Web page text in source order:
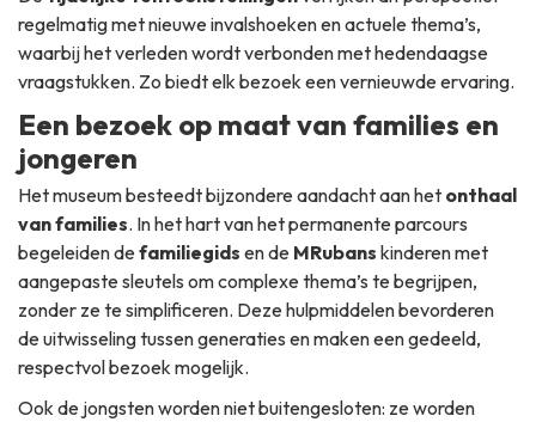
regelmatig met nieuwe invalshoeken en actuele thema’s,
waarbij het verleden wordt verbonden met hedendaagse
vraagstukken. Zo biedt elk bezoek een vernieuwde ervaring.
Een bezoek op maat van families en
jongeren
Het museum besteedt bijzondere aandacht aan het onthaal
van families. In het hart van het permanente parcours
begeleiden defamiliegids en de MRubans kinderen met
aangepaste sleutels om complexe thema’s te begrijpen,
zonder ze te simplificeren. Deze hulpmiddelen bevorderen
de uitwisseling tussen generaties en maken een gedeeld,
respectvol bezoek mogelijk.
Ook de jongsten worden niet buitengesloten: ze worden